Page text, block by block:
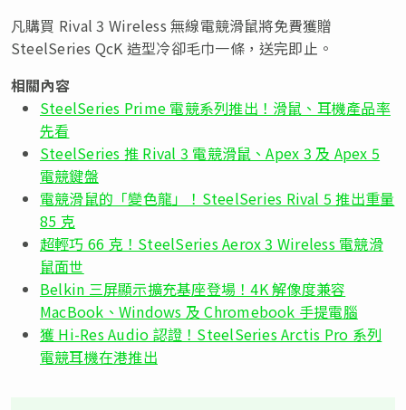
凡購買 Rival 3 Wireless 無線電競滑鼠將免費獲贈
SteelSeries QcK 造型冷卻毛巾一條，送完即止。
相關內容
SteelSeries Prime 電競系列推出！滑鼠、耳機產品率
先看
SteelSeries 推 Rival 3 電競滑鼠、Apex 3 及 Apex 5
電競鍵盤
電競滑鼠的「變色龍」！SteelSeries Rival 5 推出重量
85 克
超輕巧 66 克！SteelSeries Aerox 3 Wireless 電競滑
鼠面世
Belkin 三屏顯示擴充基座登場！4K 解像度兼容
MacBook、Windows 及 Chromebook 手提電腦
獲 Hi-Res Audio 認證！SteelSeries Arctis Pro 系列
電競耳機在港推出